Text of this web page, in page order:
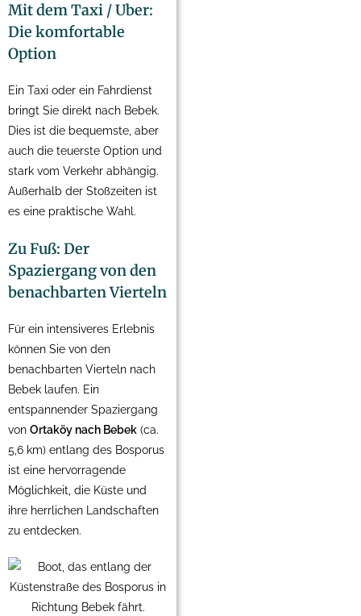
Mit dem Taxi / Uber:
Die komfortable
Option
Ein Taxi oder ein Fahrdienst
bringt Sie direkt nach Bebek.
Dies ist die bequemste, aber
auch die teuerste Option und
stark vom Verkehr abhängig.
Außerhalb der Stoßzeiten ist
es eine praktische Wahl.
Zu Fuß: Der
Spaziergang von den
benachbarten Vierteln
Für ein intensiveres Erlebnis
können Sie von den
benachbarten Vierteln nach
Bebek laufen. Ein
entspannender Spaziergang
von Ortaköy nach Bebek (ca.
5,6 km) entlang des Bosporus
ist eine hervorragende
Möglichkeit, die Küste und
ihre herrlichen Landschaften
zu entdecken.